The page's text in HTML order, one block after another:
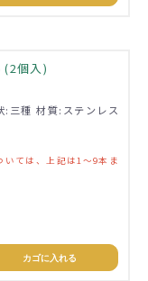
(2個入)
三種 材質:ステンレス
ては、上記は1～9本ま
カゴに入れる